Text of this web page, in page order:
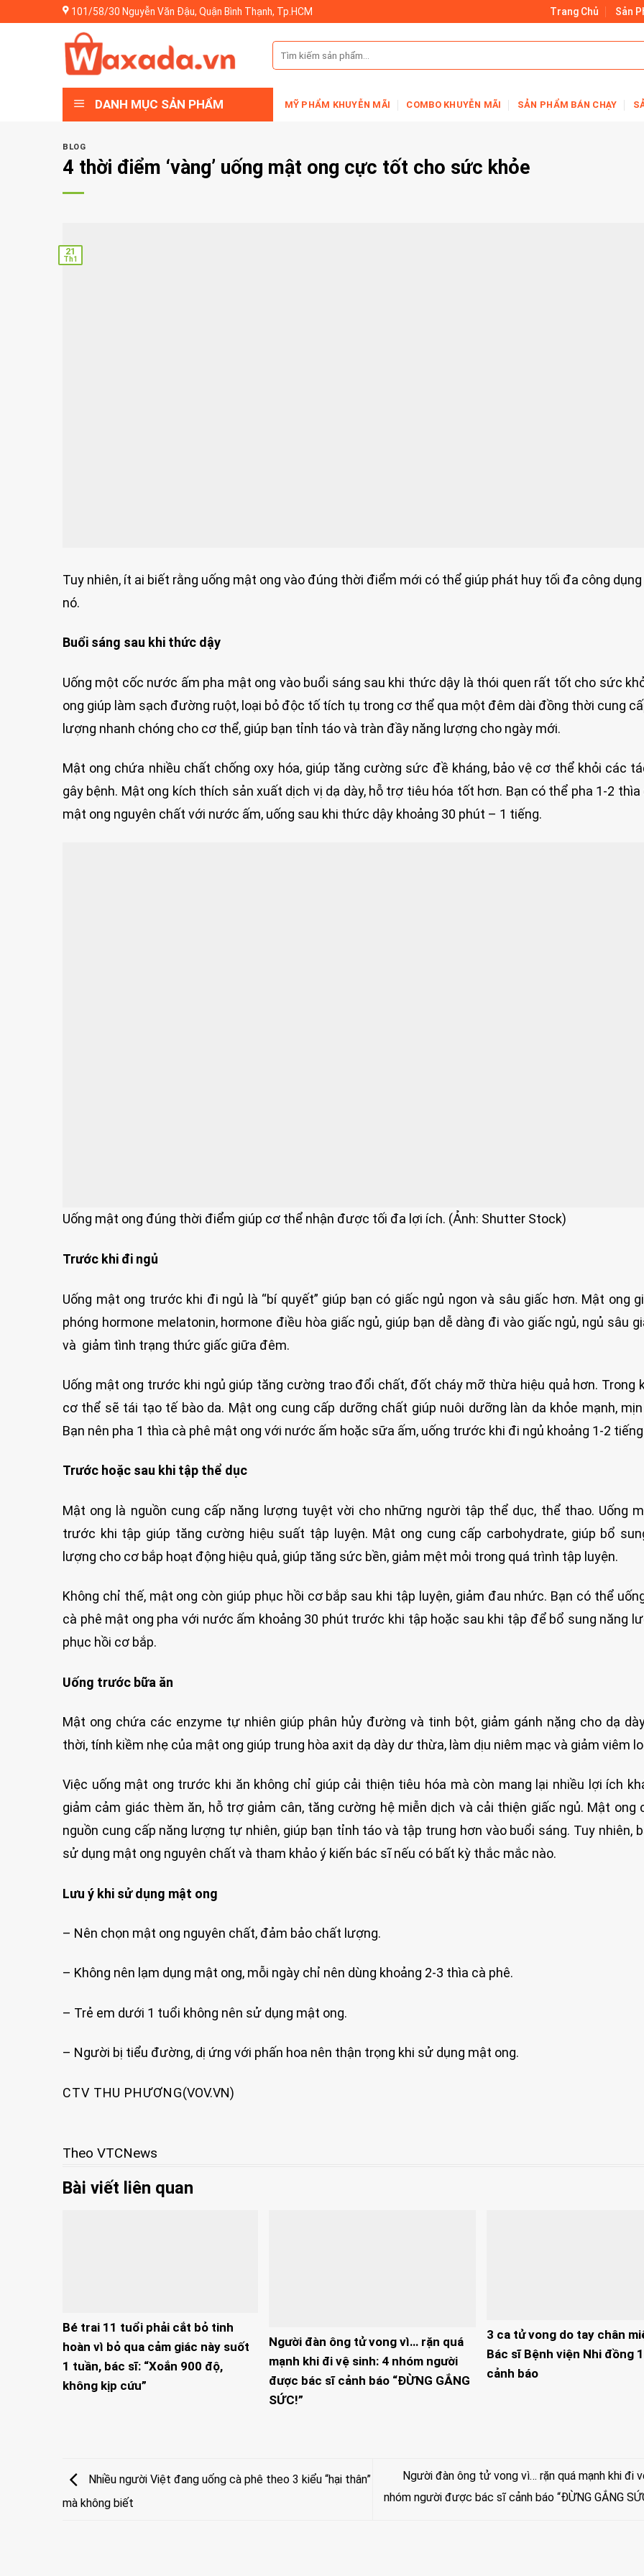
to
101/58/30 Nguyễn Văn Đậu, Quận Bình Thạnh, Tp.HCM Trang Chủ Sản
Tìm
kiếm:
DANH MỤC SẢN PHẨM MỸ PHẨM KHUYỄN MÃI COMBO KHUYỄN MÃI SẢN PHẨM BÁN CHẠY
BLOG
4 thời điểm ‘vàng’ uống mật ong cực tốt cho sức khỏe
21
Th1
Tuy nhiên, ít ai biết rằng uống mật ong vào đúng thời điểm mới có thể giúp phát huy tối đa công
nó.
Buổi sáng sau khi thức dậy
Uống một cốc nước ấm pha mật ong vào buổi sáng sau khi thức dậy là thói quen rất tốt cho sức
ong giúp làm sạch đường ruột, loại bỏ độc tố tích tụ trong cơ thể qua một đêm dài đồng thời cung
lượng nhanh chóng cho cơ thể, giúp bạn tỉnh táo và tràn đầy năng lượng cho ngày mới.
Mật ong chứa nhiều chất chống oxy hóa, giúp tăng cường sức đề kháng, bảo vệ cơ thể khỏi các
gây bệnh. Mật ong kích thích sản xuất dịch vị dạ dày, hỗ trợ tiêu hóa tốt hơn. Bạn có thể pha 1-2 thìa
mật ong nguyên chất với nước ấm, uống sau khi thức dậy khoảng 30 phút – 1 tiếng.
Uống mật ong đúng thời điểm giúp cơ thể nhận được tối đa lợi ích. (Ảnh: Shutter Stock)
Trước khi đi ngủ
Uống mật ong trước khi đi ngủ là “bí quyết” giúp bạn có giấc ngủ ngon và sâu giấc hơn. Mật ong
phóng hormone melatonin, hormone điều hòa giấc ngủ, giúp bạn dễ dàng đi vào giấc ngủ, ngủ sâu
và giảm tình trạng thức giấc giữa đêm.
Uống mật ong trước khi ngủ giúp tăng cường trao đổi chất, đốt cháy mỡ thừa hiệu quả hơn. Trong
cơ thể sẽ tái tạo tế bào da. Mật ong cung cấp dưỡng chất giúp nuôi dưỡng làn da khỏe mạnh,
Bạn nên pha 1 thìa cà phê mật ong với nước ấm hoặc sữa ấm, uống trước khi đi ngủ khoảng 1-2
Trước hoặc sau khi tập thể dục
Mật ong là nguồn cung cấp năng lượng tuyệt vời cho những người tập thể dục, thể thao. Uống
trước khi tập giúp tăng cường hiệu suất tập luyện. Mật ong cung cấp carbohydrate, giúp bổ
lượng cho cơ bắp hoạt động hiệu quả, giúp tăng sức bền, giảm mệt mỏi trong quá trình tập luyện.
Không chỉ thế, mật ong còn giúp phục hồi cơ bắp sau khi tập luyện, giảm đau nhức. Bạn có thể
cà phê mật ong pha với nước ấm khoảng 30 phút trước khi tập hoặc sau khi tập để bổ sung năng
phục hồi cơ bắp.
Uống trước bữa ăn
Mật ong chứa các enzyme tự nhiên giúp phân hủy đường và tinh bột, giảm gánh nặng cho dạ
thời, tính kiềm nhẹ của mật ong giúp trung hòa axit dạ dày dư thừa, làm dịu niêm mạc và giảm viêm
Việc uống mật ong trước khi ăn không chỉ giúp cải thiện tiêu hóa mà còn mang lại nhiều lợi ích
giảm cảm giác thèm ăn, hỗ trợ giảm cân, tăng cường hệ miễn dịch và cải thiện giấc ngủ. Mật ong
nguồn cung cấp năng lượng tự nhiên, giúp bạn tỉnh táo và tập trung hơn vào buổi sáng. Tuy nhiên,
sử dụng mật ong nguyên chất và tham khảo ý kiến bác sĩ nếu có bất kỳ thắc mắc nào.
Lưu ý khi sử dụng mật ong
– Nên chọn mật ong nguyên chất, đảm bảo chất lượng.
– Không nên lạm dụng mật ong, mỗi ngày chỉ nên dùng khoảng 2-3 thìa cà phê.
– Trẻ em dưới 1 tuổi không nên sử dụng mật ong.
– Người bị tiểu đường, dị ứng với phấn hoa nên thận trọng khi sử dụng mật ong.
CTV THU PHƯƠNG(VOV.VN)
Theo VTCNews
Bài viết liên quan
Bé trai 11 tuổi phải cắt bỏ tinh
hoàn vì bỏ qua cảm giác này suốt
1 tuần, bác sĩ: “Xoắn 900 độ,
không kịp cứu”
Người đàn ông tử vong vì… rặn quá
mạnh khi đi vệ sinh: 4 nhóm người
được bác sĩ cảnh báo “ĐỪNG GẮNG
SỨC!”
3 ca tử vong do tay chân
Bác sĩ Bệnh viện Nhi đồng
cảnh báo
Nhiều người Việt đang uống cà phê theo 3 kiểu “hại thân”
mà không biết
Người đàn ông tử vong vì… rặn quá mạnh khi đi
nhóm người được bác sĩ cảnh báo “ĐỪNG GẮNG